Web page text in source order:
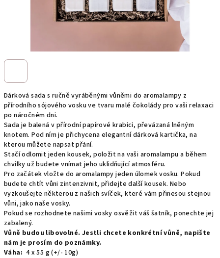
Dárková sada s ručně vyráběnými vůněmi do aromalampy z
přírodního sójového vosku ve tvaru malé čokolády pro vaši relaxaci
po náročném dni.
Sada je balená v přírodní papírové krabici, převázaná lněným
knotem. Pod ním je přichycena elegantní dárková kartička, na
kterou můžete napsat přání.
Stačí odlomit jeden kousek, položit na vaši aromalampu a během
chvilky už budete vnímat jeho uklidňující atmosféru.
Pro začátek vložte do aromalampy jeden úlomek vosku. Pokud
budete chtít vůni zintenzivnit, přidejte další kousek. Nebo
vyzkoušejte některou z našich svíček, které vám přinesou stejnou
vůni, jako naše vosky.
Pokud se rozhodnete našimi vosky osvěžit váš šatník, ponechte jej
zabalený.
Vůně budou libovolné. Jestli chcete konkrétní vůně, napište
nám je prosím do poznámky.
Váha: 4 x 55 g (+/- 10g)